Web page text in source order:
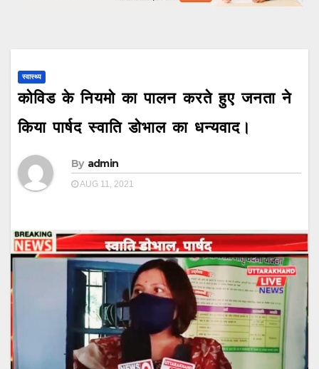
स्वास्थ्य
कोविड के नियमो का पालन करते हुए जनता ने
किया पार्षद स्वाति डोभाल का धन्यवाद।
By admin
AUG 11, 2021